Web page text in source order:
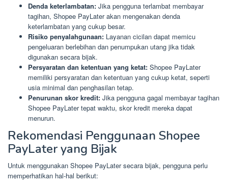
Denda keterlambatan: Jika pengguna terlambat membayar
tagihan, Shopee PayLater akan mengenakan denda
keterlambatan yang cukup besar.
Risiko penyalahgunaan: Layanan cicilan dapat memicu
pengeluaran berlebihan dan penumpukan utang jika tidak
digunakan secara bijak.
Persyaratan dan ketentuan yang ketat: Shopee PayLater
memiliki persyaratan dan ketentuan yang cukup ketat, seperti
usia minimal dan penghasilan tetap.
Penurunan skor kredit: Jika pengguna gagal membayar tagihan
Shopee PayLater tepat waktu, skor kredit mereka dapat
menurun.
Rekomendasi Penggunaan Shopee
PayLater yang Bijak
Untuk menggunakan Shopee PayLater secara bijak, pengguna perlu
memperhatikan hal-hal berikut: